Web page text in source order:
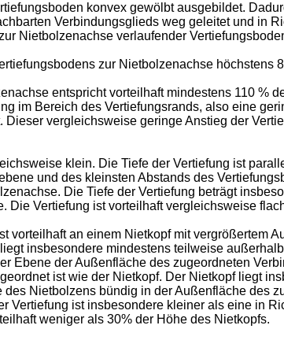
konvex gewölbt ausgebildet.
Verbindungsglieds weg geleitet und in
Nietbolzenachse verlaufender
zur Nietbolzenachse höchstens
entspricht vorteilhaft mindestens 110 %
im Bereich des Vertiefungsrands, also eine
vergleichsweise geringe Anstieg der
klein. Die Tiefe der Vertiefung ist
und des kleinsten Abstands des
Die Tiefe der Vertiefung beträgt
Die Vertiefung ist vorteilhaft vergleichsweise
vorteilhaft an einem Nietkopf mit vergrößertem
insbesondere mindestens teilweise
Ebene der Außenfläche des zugeordneten
ist wie der Nietkopf. Der Nietkopf liegt
Nietbolzens bündig in der Außenfläche des
Vertiefung ist insbesondere kleiner als eine in
weniger als 30% der Höhe des Nietkopfs.